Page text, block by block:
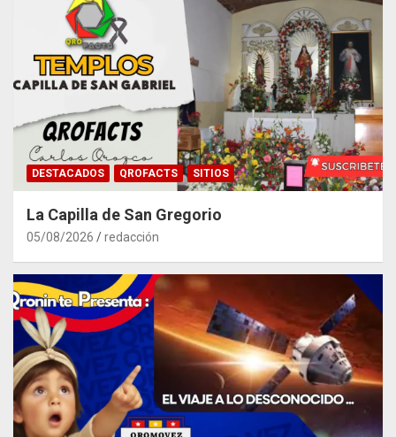
DESTACADOS QROFACTS SITIOS
La Capilla de San Gregorio
05/08/2026 redacción